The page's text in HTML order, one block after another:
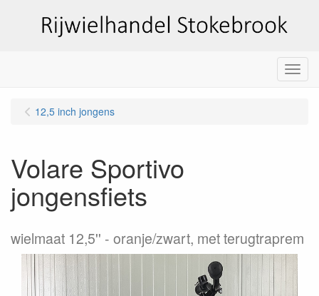
Menu
12,5 inch jongens
Volare Sportivo
jongensfiets
wielmaat 12,5'' oranje/zwart, met terugtraprem